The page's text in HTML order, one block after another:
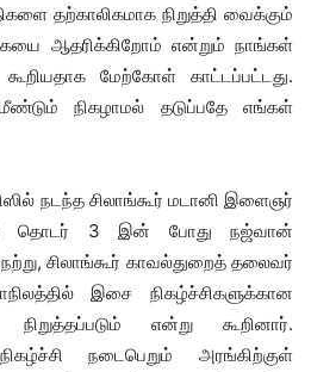
தற்காலிகமாக நிறுத்தி வைக்கும்
ஆதரிக்கிறோம் என்றும் நாங்கள்
மேற்கோள் காட்டப்பட்டது.
நிகழாமல் தடுப்பதே எங்கள்
நடந்த சிலாங்கூர் மடானி இளைஞர்
தொடர் 3 இன் போது நஜ்வான்
சிலாங்கூர் காவல்துறைத் தலைவர்
இசை நிகழ்ச்சிகளுக்கான
என்று கூறினார்.
நடைபெறும் அரங்கிற்குள்